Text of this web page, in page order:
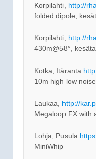
Korpilahti, http://
folded dipole,
Korpilahti, http://
430m@58°,
Kotka, Itäranta
10m high low
Laukaa, http://
Megaloop FX with
Lohja, Pusula
MiniWhip